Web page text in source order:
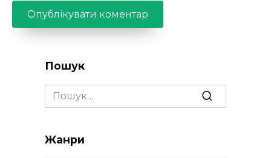
Пошук
Search
for:
Жанри